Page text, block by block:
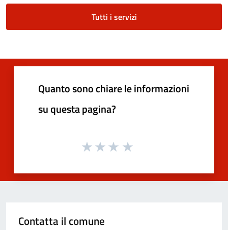
Tutti i servizi
Quanto sono chiare le informazioni
su questa pagina?
Contatta il comune